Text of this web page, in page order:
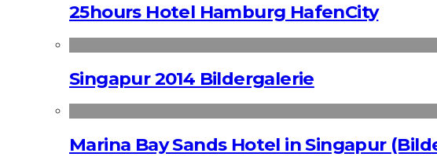
25hours Hotel Hamburg HafenCity
Singapur 2014 Bildergalerie
Marina Bay Sands Hotel in Singapur